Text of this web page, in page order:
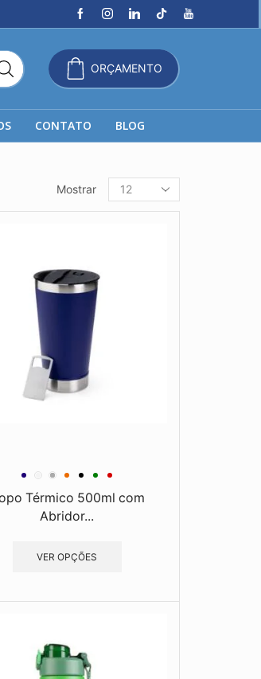
ORÇAMENTO
CONTATO BLOG
Mostrar
Produtos
por
Térmico 500ml com
Abridor...
VER OPÇÕES